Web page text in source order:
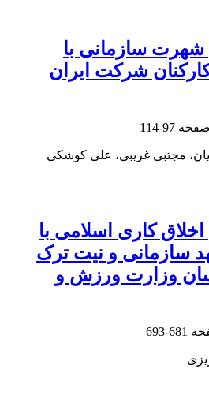
سازمانی با
شرکت ایران
97-114
مجتبی غریبی، علی کوشکی
کاری اسلامی با
سازمانی و نیت ترک
وزارت ورزش و
681-693